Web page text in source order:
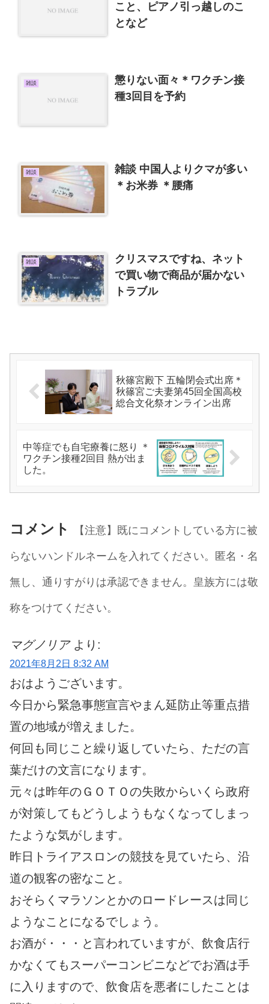
こと、ピアノ引っ越しのこ
となど
雑談
懲りない面々＊ワクチン接
種3回目を予約
雑談
雑談 中国人よりクマが多い
＊お米券 ＊腰痛
雑談
クリスマスですね、ネット
で買い物で商品が届かない
トラブル
秋篠宮殿下 五輪閉会式出席＊
秋篠宮ご夫妻第45回全国高校
総合文化祭オンライン出席
中等症でも自宅療養に怒り ＊
ワクチン接種2回目 熱が出ま
した。
コメント
【注意】既にコメントしている方に被
らないハンドルネームを入れてください。匿名・名
無し、通りすがりは承認できません。皇族方には敬
称をつけてください。
マグノリア より:
2021年8月2日 8:32 AM
おはようございます。
今日から緊急事態宣言やまん延防止等重点措
置の地域が増えました。
何回も同じこと繰り返していたら、ただの言
葉だけの文言になります。
元々は昨年のＧＯＴＯの失敗からいくら政府
が対策してもどうしようもなくなってしまっ
たような気がします。
昨日トライアスロンの競技を見ていたら、沿
道の観客の密なこと。
おそらくマラソンとかのロードレースは同じ
ようなことになるでしょう。
お酒が・・・と言われていますが、飲食店行
かなくてもスーパーコンビニなどでお酒は手
に入りますので、飲食店を悪者にしたことは